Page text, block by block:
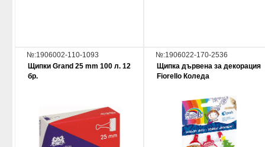
№:1906002-110-1093
Щипки Grand 25 mm 100 л. 12
бр.
№:1906022-170-2536
Щипка дървена за декорация
Fiorello Коледа